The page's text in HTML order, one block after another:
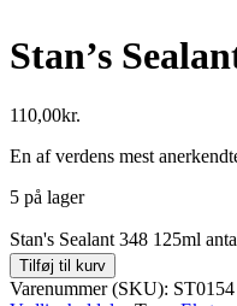
Stan’s
110,00kr.
En af verdens mest
5 på lager
Stan's Sealant 348 125ml
Tilføj til kurv
Varenummer (SKU): ST0154